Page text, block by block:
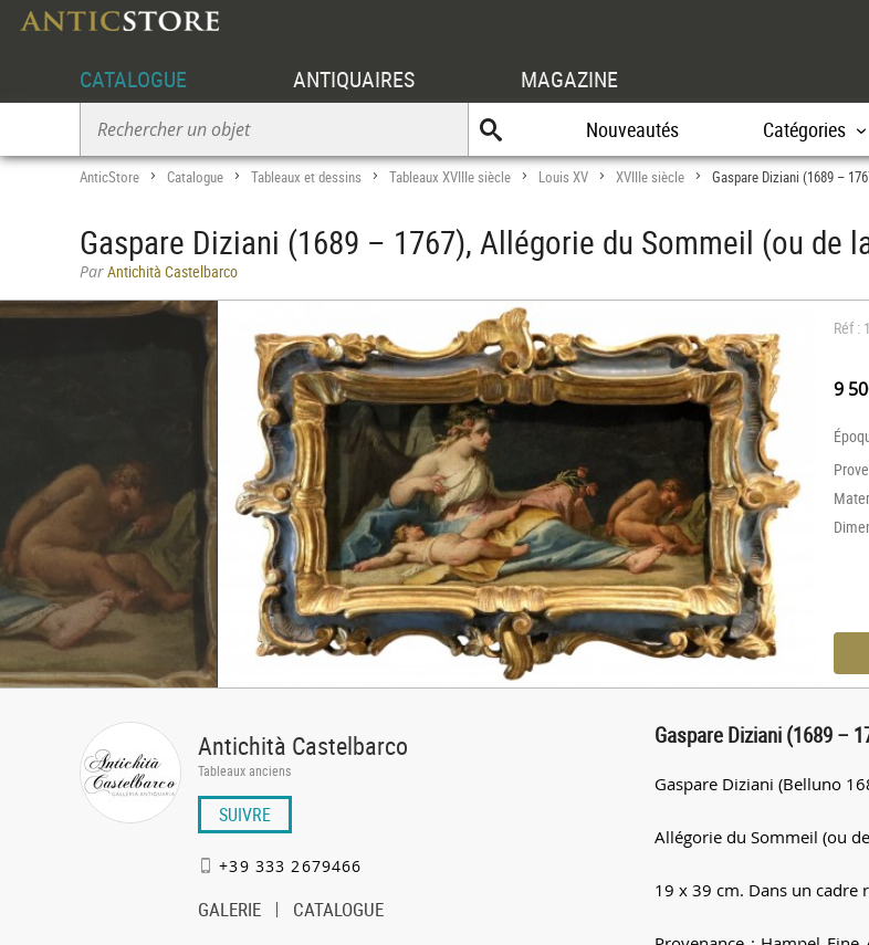
CATALOGUE ANTIQUAIRES MAGAZINE
Nouveautés Catégories
AnticStore > Catalogue > Tableaux et dessins > Tableaux XVIIIe siècle > Louis XV > XVIIIe siècle > Gaspare Diziani (1689 –
Gaspare Diziani (1689 – 1767), Allégorie du Sommeil (ou de
ParAntichità Castelbarco
Réf :
9
Antichità Castelbarco
Tableaux anciens
SUIVRE
+39 333 2679466
GALERIE CATALOGUE
Gaspare Diziani (1689 –
Gaspare Diziani (Belluno
Allégorie du Sommeil (ou
19 x 39 cm. Dans un